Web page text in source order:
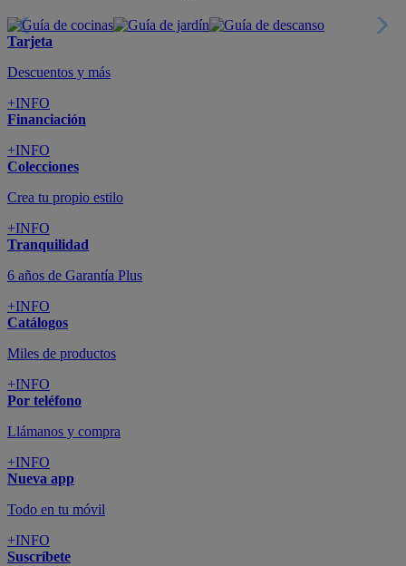
Tarjeta
Descuentos y más
+INFO
Financiación
+INFO
Colecciones
Crea tu propio estilo
+INFO
Tranquilidad
6 años de Garantía Plus
+INFO
Catálogos
Miles de productos
+INFO
Por teléfono
Llámanos y compra
+INFO
Nueva app
Todo en tu móvil
+INFO
Suscríbete